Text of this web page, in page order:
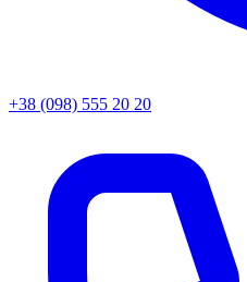
+38 (098) 555 20 20